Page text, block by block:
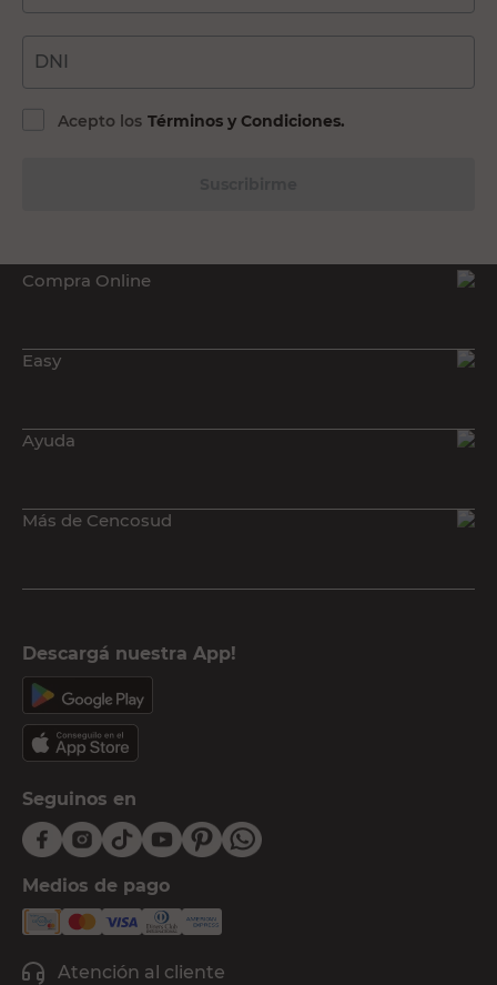
DNI
Acepto los Términos y Condiciones.
Compra Online
Easy
Ayuda
Más de Cencosud
Descargá nuestra App!
Seguinos en
Medios de pago
Atención al cliente